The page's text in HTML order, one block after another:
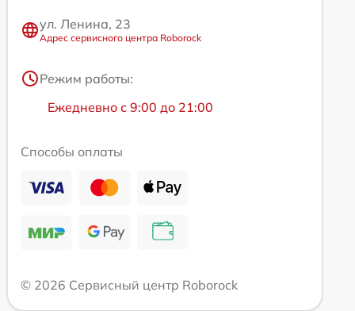
ул. Ленина, 23
Адрес сервисного центра Roborock
Режим работы:
Ежедневно с 9:00 до 21:00
Способы оплаты
© 2026 Сервисный центр Roborock